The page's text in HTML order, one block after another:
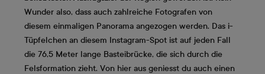
Wunder also, dass auch zahlreiche Fotografen von
diesem einmaligen Panorama angezogen werden. Das i-
Tüpfelchen an diesem Instagram-Spot ist auf jeden Fall
die 76,5 Meter lange Basteibrücke, die sich durch die
Felsformation zieht. Von hier aus geniesst du auch einen